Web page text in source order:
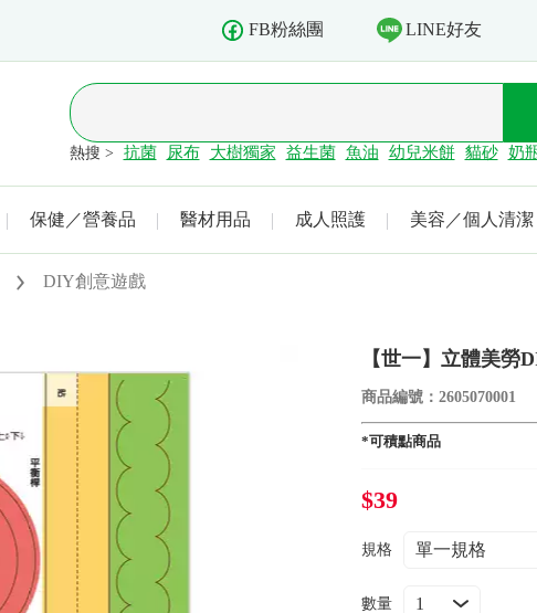
FB粉絲團 LINE好友
熱搜 > 抗菌 尿布 大樹獨家 益生菌 魚油 幼兒米餅 貓砂 奶
保健／營養品 醫材用品 成人照護 美容／個人清潔
DIY創意遊戲
【世一】立體美勞
商品編號：2605070001
*可積點商品
$39
規格
數量